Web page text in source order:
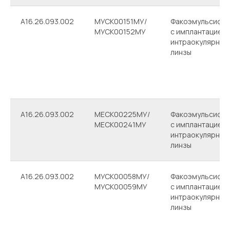
A16.26.093.002
МУСК00151МУ/
МУСК00152МУ
с имплантацией
интраокулярной
линзы
A16.26.093.002
МЕСК00225МУ/
МЕСК00241МУ
с имплантацией
интраокулярной
линзы
A16.26.093.002
МУСК00058МУ/
МУСК00059МУ
с имплантацией
интраокулярной
линзы